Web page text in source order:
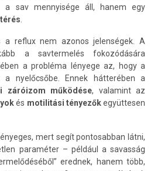
a sav mennyisége áll, hanem egy
a reflux nem azonos jelenségek. A
a savtermelés fokozódására
a probléma lényege az, hogy a
a nyelőcsőbe. Ennek hátterében a
záróizom működése, valamint az
és motilitási tényezőkegyüttesen
mert segít pontosabban látni,
paraméter – például a savasság
erednek, hanem több,